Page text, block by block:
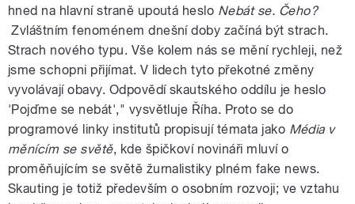
hned na hlavní straně upoutá heslo Nebát se. Čeho?
Zvláštním fenoménem dnešní doby začíná být strach.
Strach nového typu. Vše kolem nás se mění rychleji, než
jsme schopni přijímat. V lidech tyto překotné změny
vyvolávají obavy. Odpovědí skautského oddílu je heslo
'Pojďme se nebát'," vysvětluje Říha. Proto se do
programové linky institutů propisují témata jako Média v
měnícím se světě, kde špičkoví novináři mluví o
proměňujícím se světě žurnalistiky plném fake news.
Skauting je totiž především o osobním rozvoji; ve vztahu